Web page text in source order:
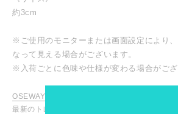
約3cm
※ご使用のモニターまたは画面設定により
なって見える場合がございます。
※入荷ごとに色味や仕様が変わる場合がござ
OSEWAYA / オセワヤ
最新のトレンドアイテムからマストなデイリー